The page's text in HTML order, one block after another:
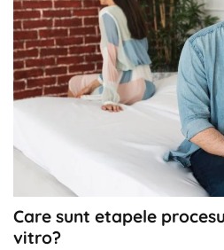
Care sunt etapele
vitro?